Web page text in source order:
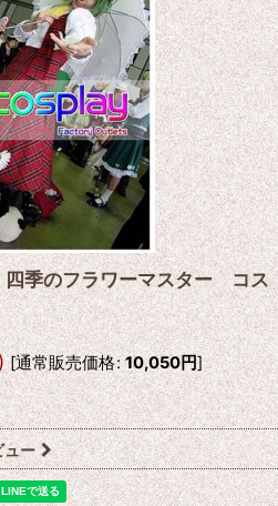
季のフラワーマスター コス
[通常販売価格: 10,050円]
ュー